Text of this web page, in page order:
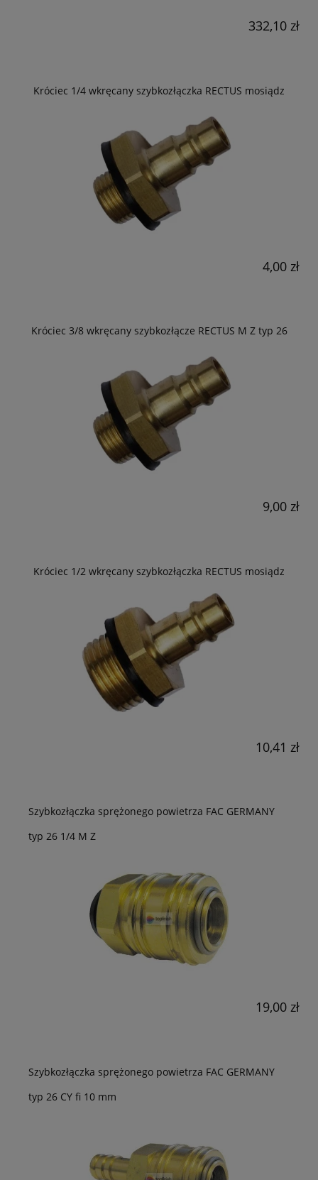
332,10 zł
Króciec 1/4 wkręcany szybkozłączka RECTUS mosiądz
4,00 zł
Króciec 3/8 wkręcany szybkozłącze RECTUS M Z typ 26
9,00 zł
Króciec 1/2 wkręcany szybkozłączka RECTUS mosiądz
10,41 zł
Szybkozłączka sprężonego powietrza FAC GERMANY
typ 26 1/4 M Z
19,00 zł
Szybkozłączka sprężonego powietrza FAC GERMANY
typ 26 CY fi 10 mm